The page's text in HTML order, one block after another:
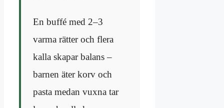
En buffé med 2–3
varma rätter och flera
kalla skapar balans –
barnen äter korv och
pasta medan vuxna tar